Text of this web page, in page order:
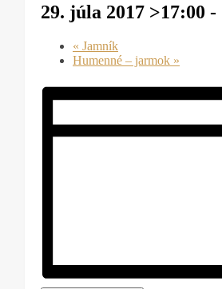
29. júla 2017 >17:00 -
« Jamník
Humenné – jarmok »